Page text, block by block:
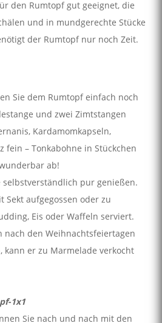
den Rumtopf gut geeignet, die
und in mundgerechte Stücke
der Rumtopf nur noch Zeit.
Sie dem Rumtopf einfach noch
und zwei Zimtstangen
Kardamomkapseln,
fein – Tonkabohne in Stückchen
ab!
selbstverständlich pur genießen.
Sekt aufgegossen oder zu
Eis oder Waffeln serviert.
nach den Weihnachtsfeiertagen
kann er zu Marmelade verkocht
1x1
Sie nach und nach mit den